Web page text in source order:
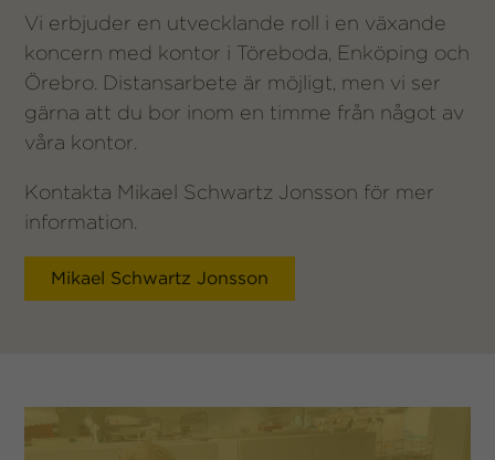
Vi erbjuder en utvecklande roll i en växande
koncern med kontor i Töreboda, Enköping och
Örebro. Distansarbete är möjligt, men vi ser
gärna att du bor inom en timme från något av
våra kontor.
Kontakta Mikael Schwartz Jonsson för mer
information.
Mikael Schwartz Jonsson